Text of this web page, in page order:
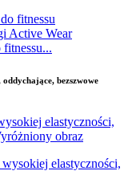
bezszwowe